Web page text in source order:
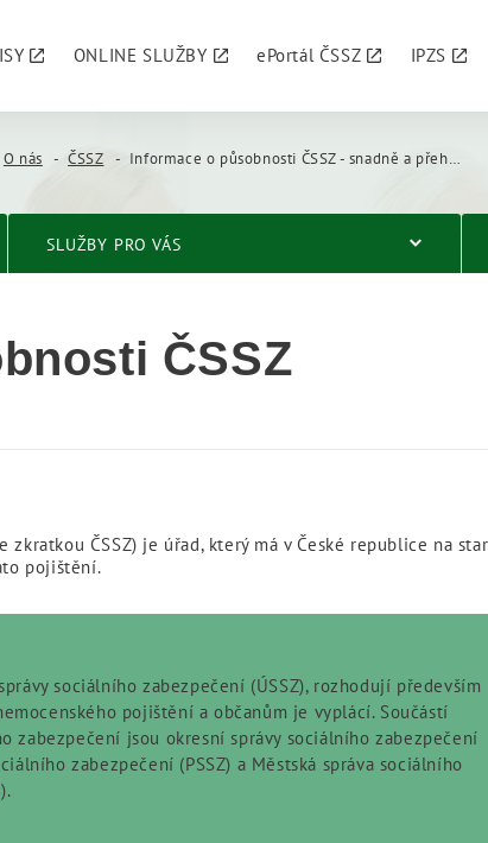
ONLINE SLUŽBY ePortál ČSSZ IPZS
O nás ČSSZ Informace o působnosti ČSSZ - snadně a přehledně
SLUŽBY PRO VÁS
ČSSZ
zkratkou ČSSZ) je úřad, který má v České republice na
pojištění.
sociálního zabezpečení (ÚSSZ), rozhodují především
pojištění a občanům je vyplácí. Součástí
zabezpečení jsou okresní správy sociálního zabezpečení
zabezpečení (PSSZ) a Městská správa sociálního